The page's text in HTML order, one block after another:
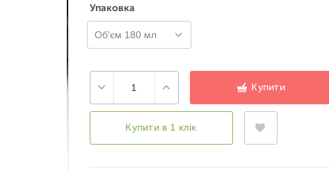
Упаковка
Об'єм 180 мл
Купити
Купити в 1 клік